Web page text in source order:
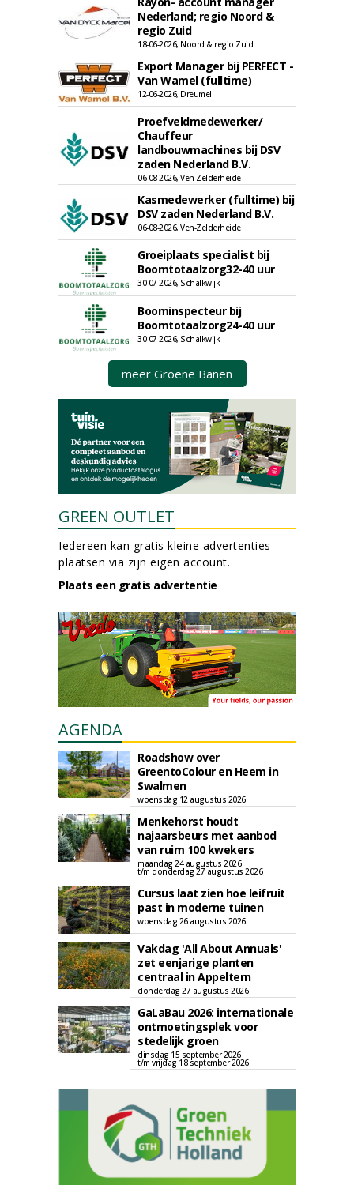
Nederland; regio Noord &
regio Zuid
18-06-2026, Noord & regio Zuid
Export Manager bij PERFECT -
Van Wamel (fulltime)
12-06-2026, Dreumel
Proefveldmedewerker/
Chauffeur
landbouwmachines bij DSV
zaden Nederland B.V.
06-08-2026, Ven-Zelderheide
Kasmedewerker (fulltime) bij
DSV zaden Nederland B.V.
06-08-2026, Ven-Zelderheide
Groeiplaats specialist bij
Boomtotaalzorg32-40 uur
30-07-2026, Schalkwijk
Boominspecteur bij
Boomtotaalzorg24-40 uur
30-07-2026, Schalkwijk
meer Groene Banen
GREEN OUTLET
Iedereen kan gratis kleine advertenties
plaatsen via zijn eigen account.
Plaats een gratis advertentie
AGENDA
Roadshow over
GreentoColour en Heem in
Swalmen
woensdag 12 augustus 2026
Menkehorst houdt
najaarsbeurs met aanbod
van ruim 100 kwekers
maandag 24 augustus 2026
t/m donderdag 27 augustus 2026
Cursus laat zien hoe leifruit
past in moderne tuinen
woensdag 26 augustus 2026
Vakdag 'All About Annuals'
zet eenjarige planten
centraal in Appeltern
donderdag 27 augustus 2026
GaLaBau 2026: internationale
ontmoetingsplek voor
stedelijk groen
dinsdag 15 september 2026
t/m vrijdag 18 september 2026